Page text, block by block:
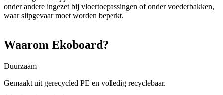
onder andere ingezet bij vloertoepassingen of onder voederbakken,
waar slipgevaar moet worden beperkt.
Waarom Ekoboard?
Duurzaam
Gemaakt uit gerecycled PE en volledig recyclebaar.